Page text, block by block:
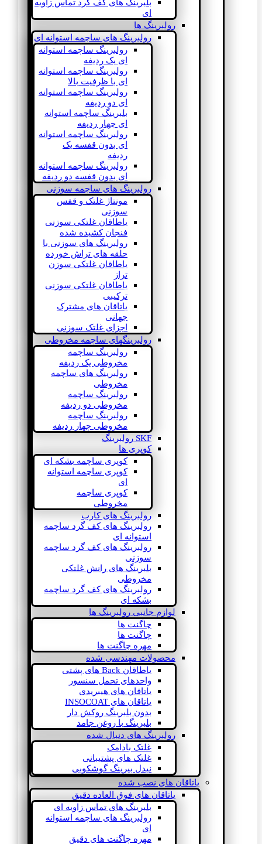
بلبرینگ های کف گرد تماس زاویه
ای
رولبرینگ ها
رولبرینگ های ساچمه استوانه ای
رولبرینگ ساچمه استوانه
ای یک ردیفه
رولبرینگ ساچمه استوانه
ای با ظرفیت بالا
رولبرینگ ساچمه استوانه
ای دو ردیفه
بلبرینگ ساچمه استوانه
ای چهار ردیفه
رولبرینگ ساچمه استوانه
ای بدون قفسه یک
ردیفه
رولبرینگ ساچمه استوانه
ای بدون قفسه دو ردیفه
رولبرینگ های ساچمه سوزنی
مونتاژ غلتک و قفس
سوزنی
یاطاقان غلتکی سوزنی
فنجان کشیده شده
رولبرینگ های سوزنی با
حلقه های تراش خورده
یاطاقان غلتکی سوزن
تراز
یاطاقان غلتکی سوزنی
ترکیبی
یاتاقان های مشترک
جهانی
اجزای غلتک سوزنی
رولبرینگهای ساچمه مخروطی
رولبرینگ ساچمه
مخروطی یک ردیفه
رولبرینگ های ساچمه
مخروطی
رولبرینگ ساچمه
مخروطی دو ردیفه
رولبرینگ ساچمه
مخروطی چهار ردیفه
SKF رولبرینگ
کوپری ها
کوپری ساچمه بشکه ای
کوپری ساچمه استوانه
ای
کوپری ساچمه
مخروطی
رولبرینگ های کارب
رولبرینگ های کف گرد ساچمه
استوانه ای
رولبرینگ های کف گرد ساچمه
سوزنی
بلبرینگ های رانش غلتکی
مخروطی
رولبرینگ های کف گرد ساچمه
بشکه ای
لوازم جانبی رولبرینگ ها
چاگنت ها
چاگنت ها
مهره چاگنت ها
محصولات مهندسی شده
یاطاقان Back های پشتی
واحدهای تحمل سنسور
یاتاقان های هیبریدی
یاتاقان های INSOCOAT
بدون بلبرینگ روکش دار
بلبرینگ با روغن جامد
رولبرینگ های دنبال شده
غلتک بادامک
غلتک های پشتیبانی
نیدل بیرینگ گوشکوبی
یاتاقان های نصب شده
یاتاقان های فوق العاده دقیق
بلبرینگ های تماس زاویه ای
رولبرینگ های ساچمه استوانه
ای
مهره چاگنت های دقیق